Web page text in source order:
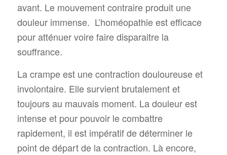
avant. Le mouvement contraire produit une
douleur immense. L’homéopathie est efficace
pour atténuer voire faire disparaitre la
souffrance.
La crampe est une contraction douloureuse et
involontaire. Elle survient brutalement et
toujours au mauvais moment. La douleur est
intense et pour pouvoir le combattre
rapidement, il est impératif de déterminer le
point de départ de la contraction. Là encore,